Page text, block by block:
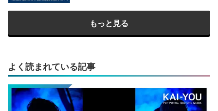
もっと見る
よく読まれている記事